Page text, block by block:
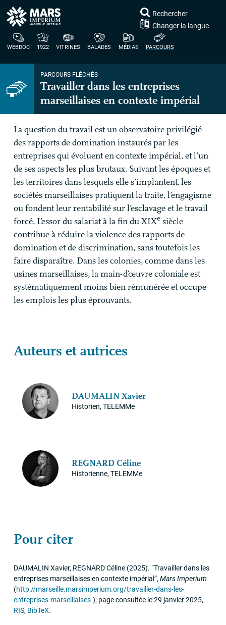
WEBDOC 1922 VITRINES BALADES MÉDIAS PARCOURS
Rechercher
Changer la langue
PARCOURS FLÉCHÉS
Travailler dans les entreprises
marseillaises en contexte impérial
La question du travail est un observatoire privilégié
des rapports de domination instaurés par les
entreprises qui évoluent en contexte impérial, et l’un
de ses aspects les plus brutaux. Suivant les époques et
les territoires dans lesquels elle s’implantent, les
sociétés marseillaises pratiquent la traite, l’engagisme
ou fondent leur rentabilité sur l’esclavage et le travail
forcé. L’essor du salariat à la fin duXIXe siècle
contribue à réduire la violence des rapports de
domination et de discrimination, sans toutefois les
faire disparaître. Dans les colonies, comme dans les
usines marseillaises, la main-d’œuvre coloniale est
systématiquement moins bien rémunérée et occupe
les emplois les plus éprouvants.
Auteurs et autrices
DAUMALINXavier
Historien, TELEMMe
REGNARDCéline
Historienne, TELEMMe
Pour citer
DAUMALIN Xavier, REGNARDCéline (2025). “Travailler dans les
entreprises marseillaises en contexte impérial”, Mars Imperium
(http://marseille.marsimperium.org/travailler-dans-les-
entreprises-marseillaises-), page consultée le 29 janvier 2025,
RIS, BibTeX.